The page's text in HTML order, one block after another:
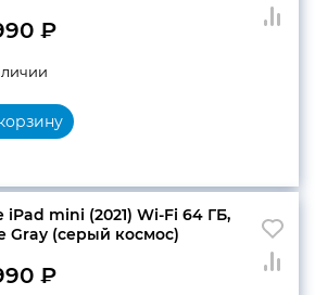
₽
iPad mini (2021) Wi-Fi 64 ГБ,
Gray (cерый космос)
₽